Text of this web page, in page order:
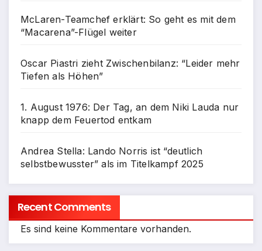
McLaren-Teamchef erklärt: So geht es mit dem
“Macarena”-Flügel weiter
Oscar Piastri zieht Zwischenbilanz: “Leider mehr
Tiefen als Höhen”
1. August 1976: Der Tag, an dem Niki Lauda nur
knapp dem Feuertod entkam
Andrea Stella: Lando Norris ist “deutlich
selbstbewusster” als im Titelkampf 2025
Recent Comments
Es sind keine Kommentare vorhanden.